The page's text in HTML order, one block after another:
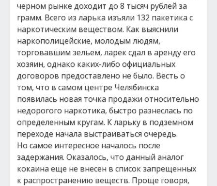
черном рынке доходит до 8 тысяч рублей за
грамм. Всего из ларька изъяли 132 пакетика с
наркотическим веществом. Как выяснили
наркополицейские, молодым людям,
торговавшим зельем, ларек сдал в аренду его
хозяин, однако каких-либо официальных
договоров предоставлено не было. Весть о
том, что в самом центре Челябинска
появилась новая точка продажи относительно
недорогого наркотика, быстро разнеслась по
определенным кругам. К ларьку в подземном
переходе начала выстраиваться очередь.
Но самое интересное началось после
задержания. Оказалось, что данный аналог
кокаина еще не внесен в список запрещенных
к распространению веществ. Проще говоря,